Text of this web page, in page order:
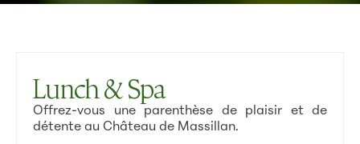
Lunch & Spa
Offrez-vous une parenthèse de plaisir et de
détente au Château de Massillan.